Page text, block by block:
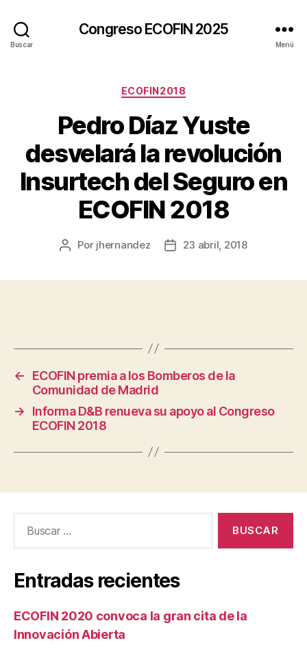
Buscar
Congreso ECOFIN 2025
Menú
Categorías
ECOFIN2018
Pedro Díaz Yuste
desvelará la revolución
Insurtech del Seguro en
ECOFIN 2018
Autor
Por jhernandez
Fecha23 abril, 2018
←
ECOFIN premia a los Bomberos de la
Comunidad de Madrid
→
Informa D&B renueva su apoyo al Congreso
ECOFIN 2018
Entradas recientes
ECOFIN 2020 convoca la gran cita de la
Innovación Abierta